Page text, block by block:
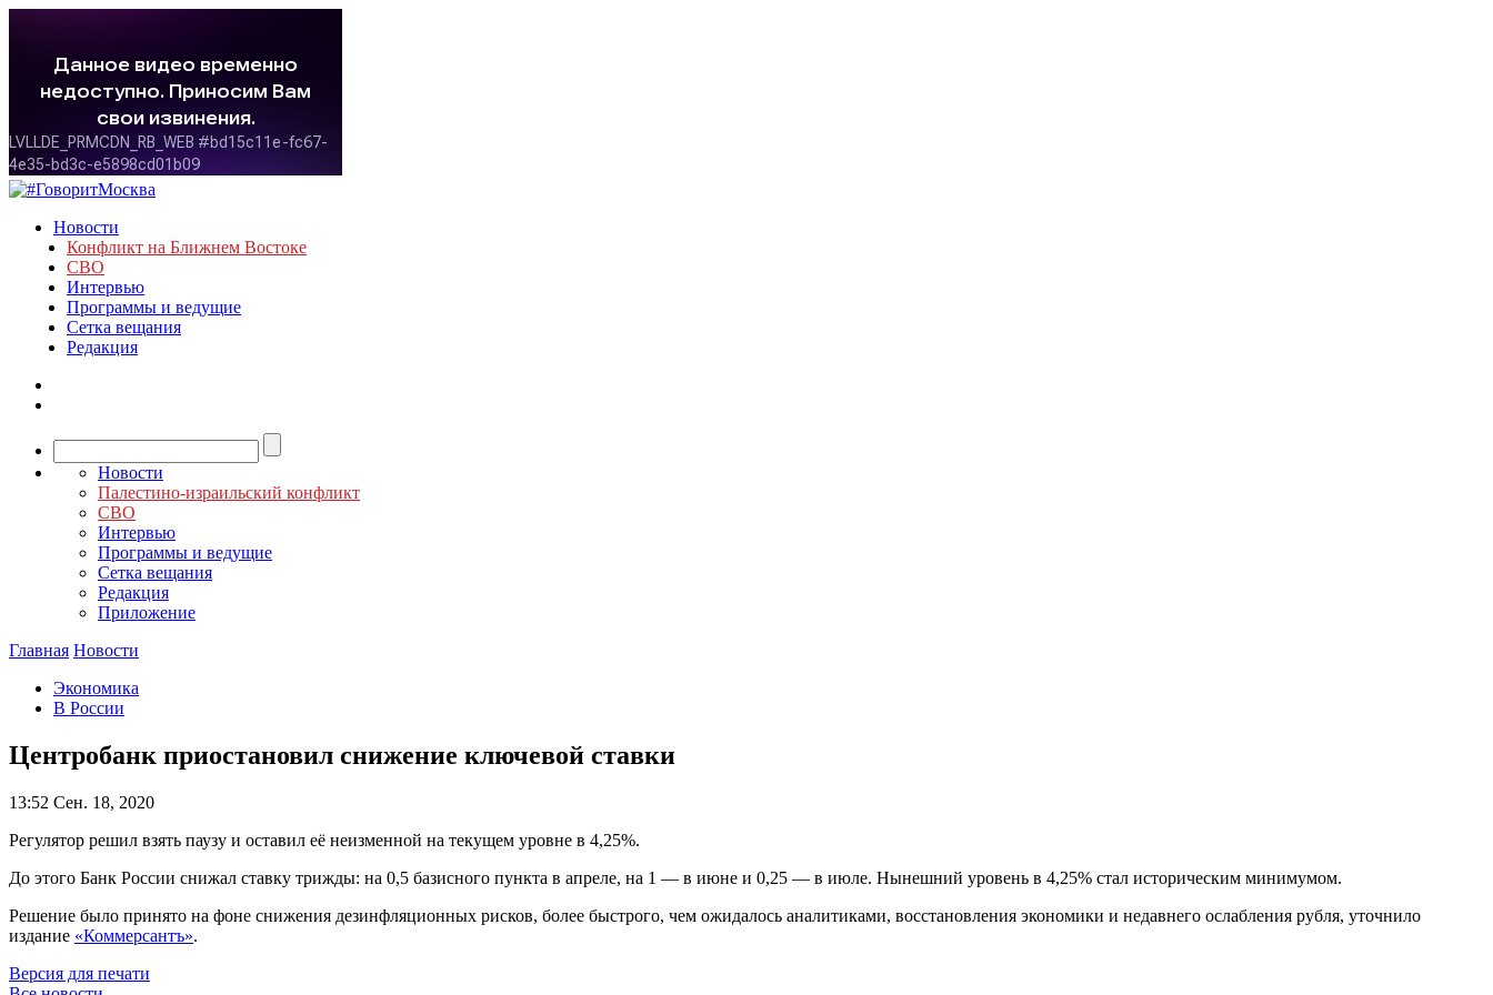
Новости
Конфликт на Ближнем Востоке
СВО
Интервью
Программы и ведущие
Сетка вещания
Редакция
Новости
Палестино-израильский конфликт
СВО
Интервью
Программы и ведущие
Сетка вещания
Редакция
Приложение
Главная Новости
Экономика
В России
Центробанк приостановил снижение ключевой ставки
13:52 Сен. 18, 2020
Регулятор решил взять паузу и оставил её неизменной на текущем уровне в 4,25%.
До этого Банк России снижал ставку трижды: на 0,5 базисного пункта в апреле, на 1 — в июне и 0,25 — в июле. Нынешний уровень в 4,25% стал историческим минимумом.
Решение было принято на фоне снижения дезинфляционных рисков, более быстрого, чем ожидалось аналитиками, восстановления экономики и недавнего ослабления рубля, уточнило
издание «Коммерсантъ».
Версия для печати